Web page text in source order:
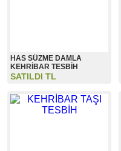
HAS SÜZME DAMLA
KEHRİBAR TESBİH
SATILDI TL